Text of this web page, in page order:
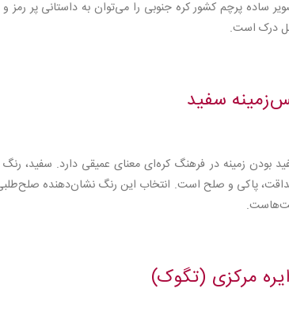
ساده پرچم کشور کره جنوبی را می‌توان به داستانی پر
درک است.
سفید
بودن زمینه در فرهنگ کره‌ای معنای عمیقی دارد. سفید،
پاکی و صلح است. انتخاب این رنگ نشان‌دهنده
مرکزی (تگوک)